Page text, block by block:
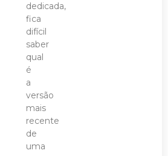
dedicada,
fica
difícil
saber
qual
é
a
versão
mais
recente
de
uma